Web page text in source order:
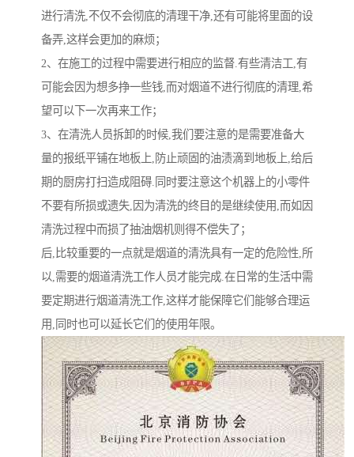
进行清洗,不仅不会彻底的清理干净,还有可能将里面的设
备弄,这样会更加的麻烦；
2、在施工的过程中需要进行相应的监督.有些清洁工,有
可能会因为想多挣一些钱,而对烟道不进行彻底的清理,希
望可以下一次再来工作；
3、在清洗人员拆卸的时候,我们要注意的是需要准备大
量的报纸平铺在地板上,防止顽固的油渍滴到地板上,给后
期的厨房打扫造成阻碍.同时要注意这个机器上的小零件
不要有所损或遗失,因为清洗的终目的是继续使用,而如因
清洗过程中而损了抽油烟机则得不偿失了；
后,比较重要的一点就是烟道的清洗具有一定的危险性,所
以,需要的烟道清洗工作人员才能完成.在日常的生活中需
要定期进行烟道清洗工作,这样才能保障它们能够合理运
用,同时也可以延长它们的使用年限。